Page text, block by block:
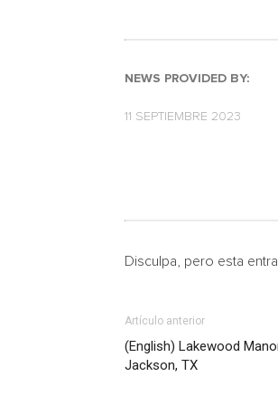
NEWS PROVIDED BY:
11 SEPTIEMBRE 2023
Disculpa, pero esta
Artículo anterior
(English) Lakewood
Jackson, TX